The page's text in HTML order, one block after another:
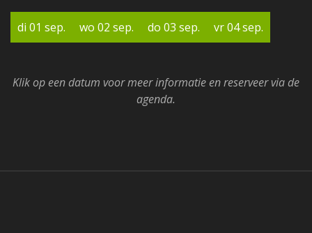
di 01 sep. wo 02 sep. do 03 sep. vr 04 sep.
Klik op een datum voor meer informatie en reserveer via de
agenda.